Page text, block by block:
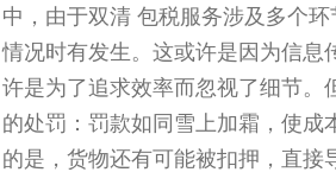
中，由于双清 包税服务涉及多个
情况时有发生。这或许是因为信
许是为了追求效率而忽视了细节
的处罚：罚款如同雪上加霜，使
的是，货物还有可能被扣押，直接